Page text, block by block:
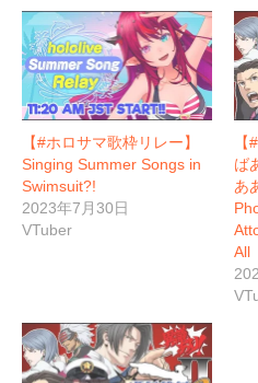
【#ホロサマ歌枠リレー】
Singing Summer Songs in
Swimsuit?!
2023年7月30日
VTuber
ば
あ
All